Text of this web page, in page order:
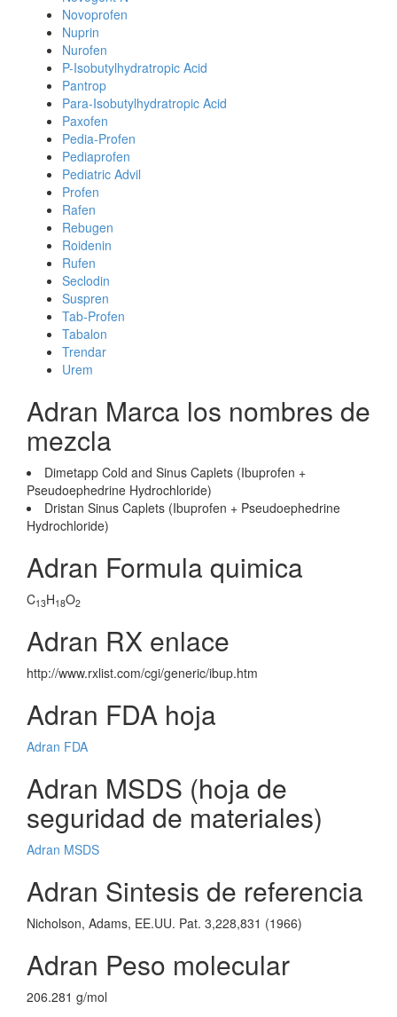
Novoprofen
Nuprin
Nurofen
P-Isobutylhydratropic Acid
Pantrop
Para-Isobutylhydratropic Acid
Paxofen
Pedia-Profen
Pediaprofen
Pediatric Advil
Profen
Rafen
Rebugen
Roidenin
Rufen
Seclodin
Suspren
Tab-Profen
Tabalon
Trendar
Urem
Adran Marca los nombres de
mezcla
Dimetapp Cold and Sinus Caplets (Ibuprofen +
Pseudoephedrine Hydrochloride)
Dristan Sinus Caplets (Ibuprofen + Pseudoephedrine
Hydrochloride)
Adran Formula quimica
C13H18O2
Adran RX enlace
http://www.rxlist.com/cgi/generic/ibup.htm
Adran FDA hoja
Adran FDA
Adran MSDS (hoja de
seguridad de materiales)
Adran MSDS
Adran Sintesis de referencia
Nicholson, Adams, EE.UU. Pat. 3,228,831 (1966)
Adran Peso molecular
206.281 g/mol